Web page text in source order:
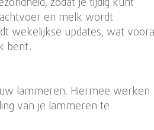
zodat je tijdig kunt
en melk wordt
wekelijkse updates, wat
bent.
lammeren. Hiermee werken
van je lammeren te